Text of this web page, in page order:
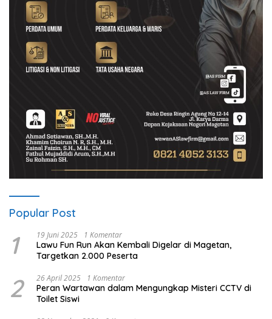
Popular Post
1 19 Juni 2025 1 Komentar
Lawu Fun Run Akan Kembali Digelar di Magetan,
Targetkan 2.000 Peserta
2 26 April 2025 1 Komentar
Peran Wartawan dalam Mengungkap Misteri CCTV di
Toilet Siswi